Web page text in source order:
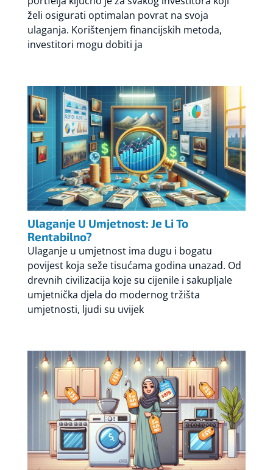
želi osigurati optimalan povrat na svoja
ulaganja. Korištenjem financijskih metoda,
investitori mogu dobiti ja
Ulaganje U Umjetnost: Je Li To
Rentabilno?
Ulaganje u umjetnost ima dugu i bogatu
povijest koja seže tisućama godina unazad. Od
drevnih civilizacija koje su cijenile i sakupljale
umjetnička djela do modernog tržišta
umjetnosti, ljudi su uvijek